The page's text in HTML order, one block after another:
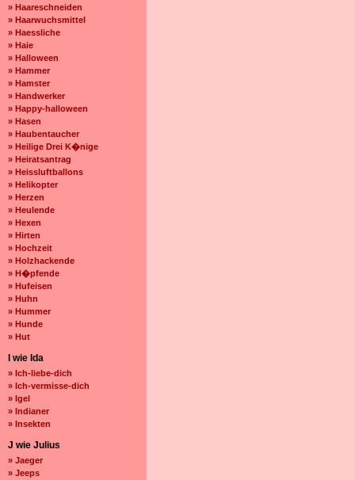
» Haareschneiden
» Haarwuchsmittel
» Haessliche
» Haie
» Halloween
» Hammer
» Hamster
» Handwerker
» Happy-halloween
» Hasen
» Haubentaucher
» Heilige Drei K�nige
» Heiratsantrag
» Heissluftballons
» Helikopter
» Herzen
» Heulende
» Hexen
» Hirten
» Hochzeit
» Holzhackende
» H�pfende
» Hufeisen
» Huhn
» Hummer
» Hunde
» Hut
I wie Ida
» Ich-liebe-dich
» Ich-vermisse-dich
» Igel
» Indianer
» Insekten
J wie Julius
» Jaeger
» Jeeps